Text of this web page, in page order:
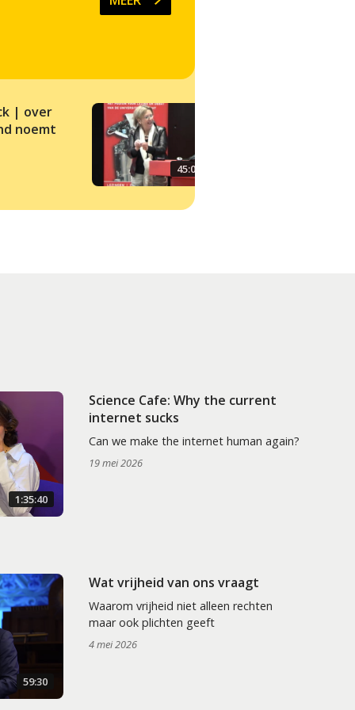
| over
noemt
45:00
1:35:40
Science Cafe: Why the current
internet sucks
Can we make the internet human again?
19 mei 2026
59:30
Wat vrijheid van ons vraagt
Waarom vrijheid niet alleen rechten
maar ook plichten geeft
4 mei 2026